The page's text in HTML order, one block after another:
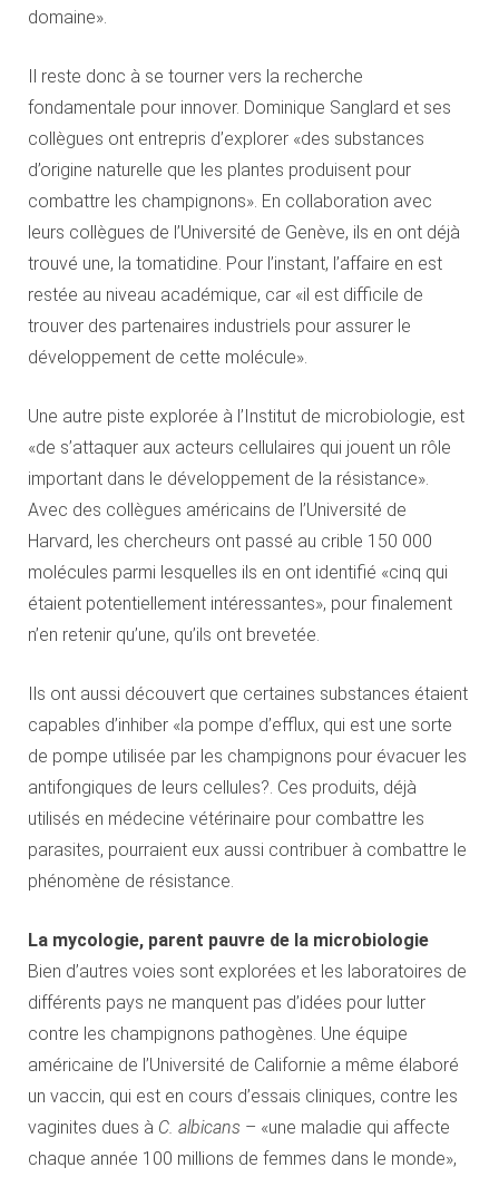
domaine».
Il reste donc à se tourner vers la recherche
fondamentale pour innover. Dominique Sanglard et ses
collègues ont entrepris d’explorer «des substances
d’origine naturelle que les plantes produisent pour
combattre les champignons». En collaboration avec
leurs collègues de l’Université de Genève, ils en ont déjà
trouvé une, la tomatidine. Pour l’instant, l’affaire en est
restée au niveau académique, car «il est difficile de
trouver des partenaires industriels pour assurer le
développement de cette molécule».
Une autre piste explorée à l’Institut de microbiologie, est
«de s’attaquer aux acteurs cellulaires qui jouent un rôle
important dans le développement de la résistance».
Avec des collègues américains de l’Université de
Harvard, les chercheurs ont passé au crible 150 000
molécules parmi lesquelles ils en ont identifié «cinq qui
étaient potentiellement intéressantes», pour finalement
n’en retenir qu’une, qu’ils ont brevetée.
Ils ont aussi découvert que certaines substances étaient
capables d’inhiber «la pompe d’efflux, qui est une sorte
de pompe utilisée par les champignons pour évacuer les
antifongiques de leurs cellules?. Ces produits, déjà
utilisés en médecine vétérinaire pour combattre les
parasites, pourraient eux aussi contribuer à combattre le
phénomène de résistance.
La mycologie, parent pauvre de la microbiologie
Bien d’autres voies sont explorées et les laboratoires de
différents pays ne manquent pas d’idées pour lutter
contre les champignons pathogènes. Une équipe
américaine de l’Université de Californie a même élaboré
un vaccin, qui est en cours d’essais cliniques, contre les
vaginites dues à C. albicans – «une maladie qui affecte
chaque année 100 millions de femmes dans le monde»,